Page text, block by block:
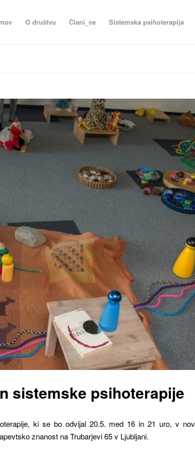
O društvu Člani_ce Sistemska psihoterapija
sistemske psihoterapije
ki se bo odvijal 20.5. med 16 in 21 uro, v
znanost na Trubarjevi 65 v Ljubljani.